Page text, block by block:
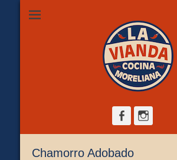
La
Camelinas sobre Ezequiel Calderón
Servicio para comer aquí, llevar
Facebook
Chamorro Adobado